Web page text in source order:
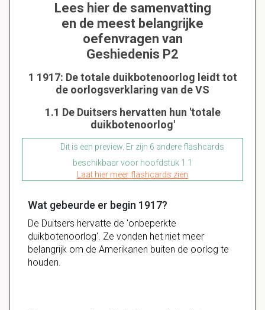
Lees hier de samenvatting
en de meest belangrijke
oefenvragen van
Geshiedenis P2
1 1917: De totale duikbotenoorlog leidt tot
de oorlogsverklaring van de VS
1.1 De Duitsers hervatten hun 'totale
duikbotenoorlog'
Dit is een preview. Er zijn 6 andere flashcards
beschikbaar voor hoofdstuk 1.1
Laat hier meer flashcards zien
Wat gebeurde er begin 1917?
De Duitsers hervatte de 'onbeperkte
duikbotenoorlog'. Ze vonden het niet meer
belangrijk om de Amerikanen buiten de oorlog te
houden.